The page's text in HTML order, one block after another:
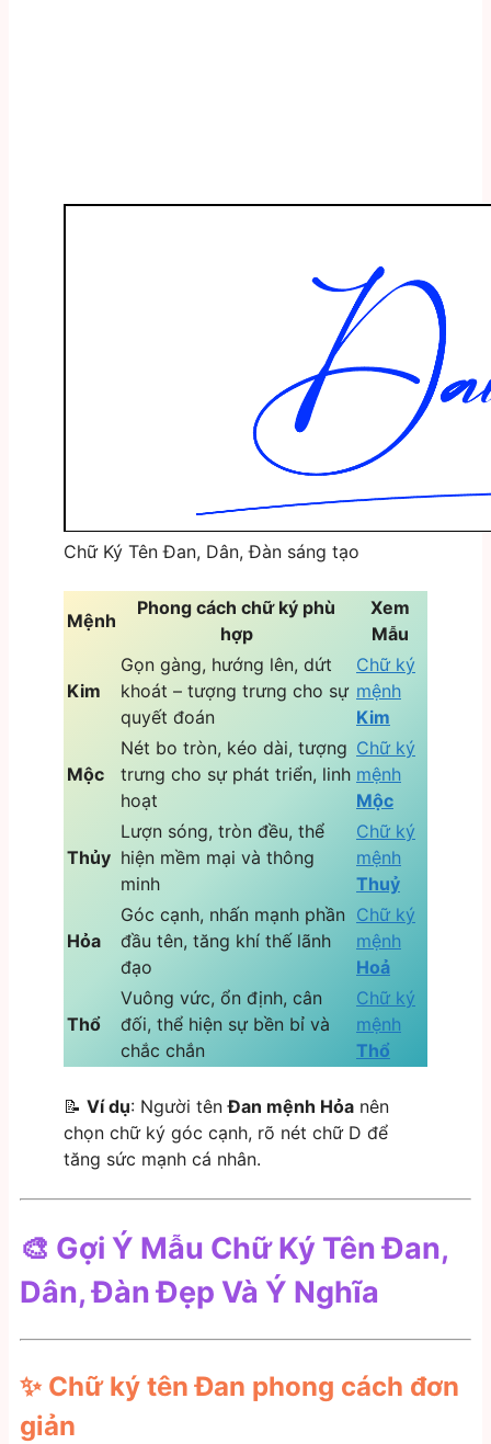
Chữ Ký Tên Đan, Dân, Đàn sáng tạo
Mệnh
Phong cách chữ ký phù
hợp
Xem
Mẫu
Kim
Gọn gàng, hướng lên, dứt
khoát – tượng trưng cho sự
quyết đoán
Chữ ký
mệnh
Kim
Mộc
Nét bo tròn, kéo dài, tượng
trưng cho sự phát triển, linh
hoạt
Chữ ký
mệnh
Mộc
Thủy
Lượn sóng, tròn đều, thể
hiện mềm mại và thông
minh
Chữ ký
mệnh
Thuỷ
Hỏa
Góc cạnh, nhấn mạnh phần
đầu tên, tăng khí thế lãnh
đạo
Chữ ký
mệnh
Hoả
Thổ
Vuông vức, ổn định, cân
đối, thể hiện sự bền bỉ và
chắc chắn
Chữ ký
mệnh
Thổ
📝 Ví dụ: Người tênĐan mệnh Hỏa nên
chọn chữ ký góc cạnh, rõ nét chữ D để
tăng sức mạnh cá nhân.
🎨 Gợi Ý Mẫu Chữ Ký Tên Đan,
Dân, Đàn Đẹp Và Ý Nghĩa
✨ Chữ ký tênĐan phong cách đơn
giản